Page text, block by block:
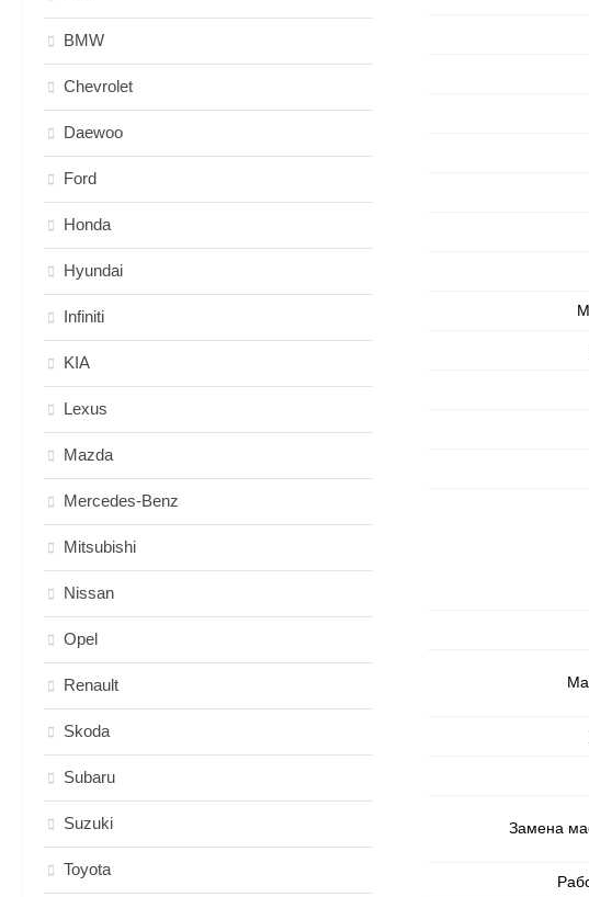
Замена
BMW
Chevrolet
Daewoo
Ford
Honda
Hyundai
Infiniti
KIA
Lexus
Mazda
Mercedes-Benz
Mitsubishi
Nissan
Opel
Renault
Skoda
Subaru
Suzuki
Toyota